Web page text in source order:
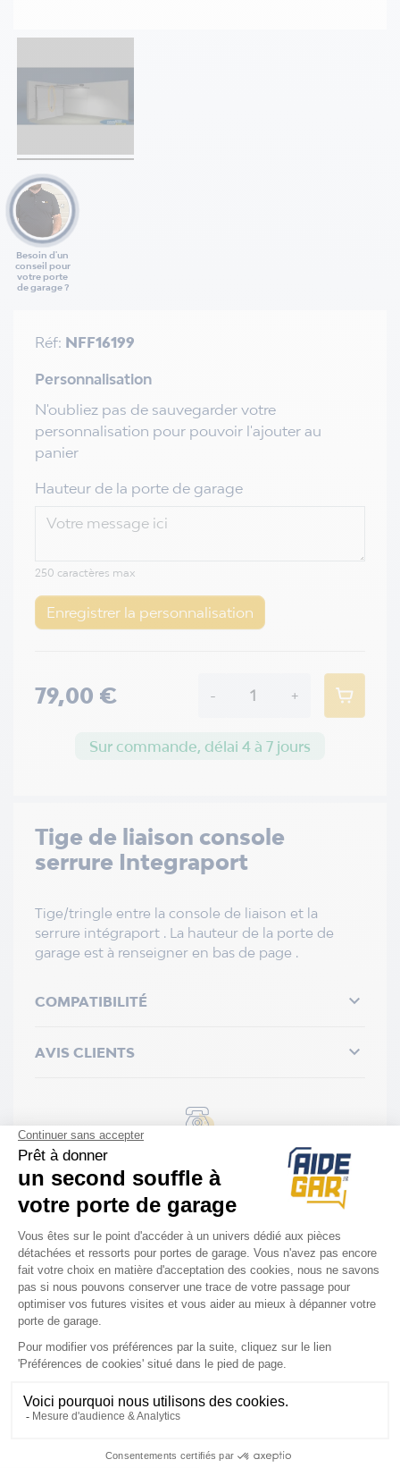
Besoin d'un
conseil pour
votre porte
de garage ?
Tige de liaison console
serrure Integraport
Tige/tringle entre la console de liaison et la
serrure intégraport . La hauteur de la porte de
garage est à renseigner en bas de page .
COMPATIBILITÉ 
AVIS CLIENTS 
Assistance Diagnostic & installation
Installation rapide et facile
Réf: NFF16199
Personnalisation
N'oubliez pas de sauvegarder votre
personnalisation pour pouvoir l'ajouter au
panier
Hauteur de la porte de garage
250 caractères max
Enregistrer la personnalisation
79,00 € - +
Sur commande, délai 4 à 7 jours
COMPATIBILITÉ
Moteur Novoferm